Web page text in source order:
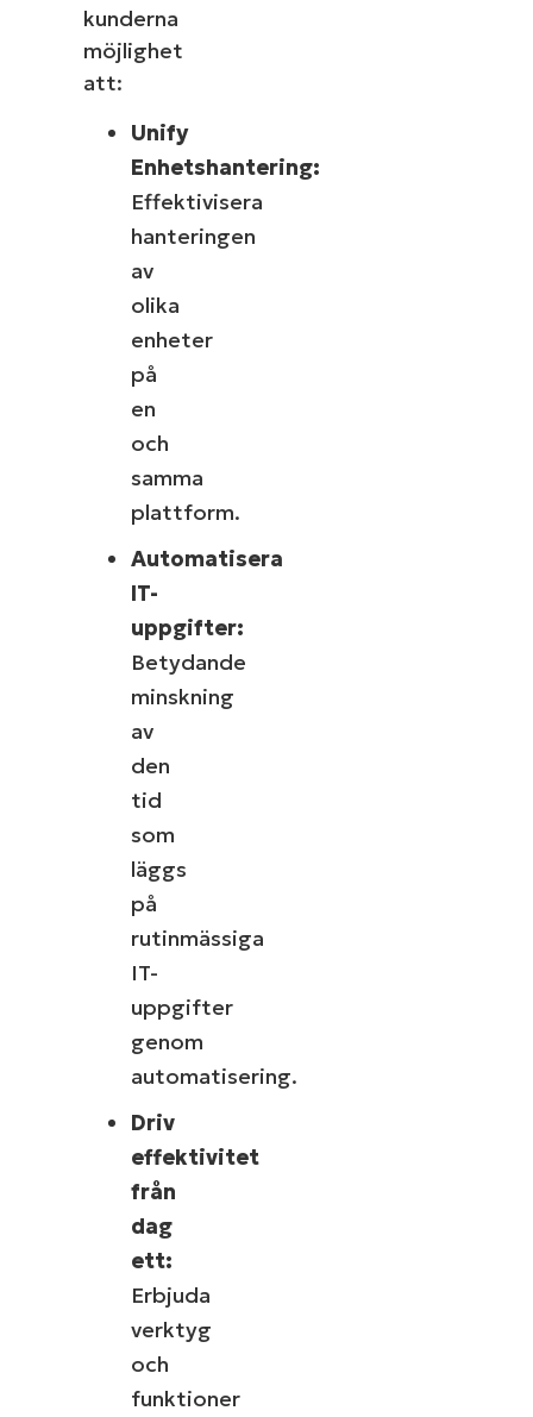
kunderna
möjlighet
att:
Unify
Enhetshantering:
Effektivisera
hanteringen
av
olika
enheter
på
en
och
samma
plattform.
Automatisera
IT-
uppgifter:
Betydande
minskning
av
den
tid
som
läggs
på
rutinmässiga
IT-
uppgifter
genom
automatisering.
Driv
effektivitet
från
dag
ett:
Erbjuda
verktyg
och
funktioner